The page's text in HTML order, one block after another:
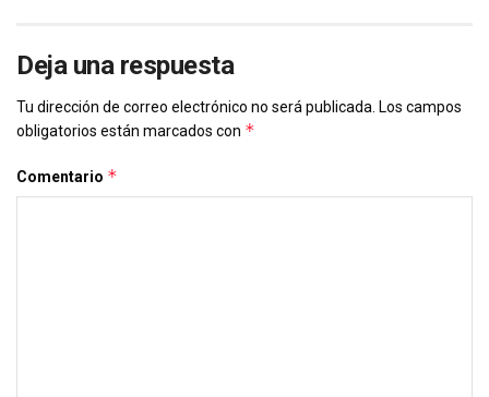
Deja una respuesta
Tu dirección de correo electrónico no será publicada. Los campos
obligatorios están marcados con *
Comentario *